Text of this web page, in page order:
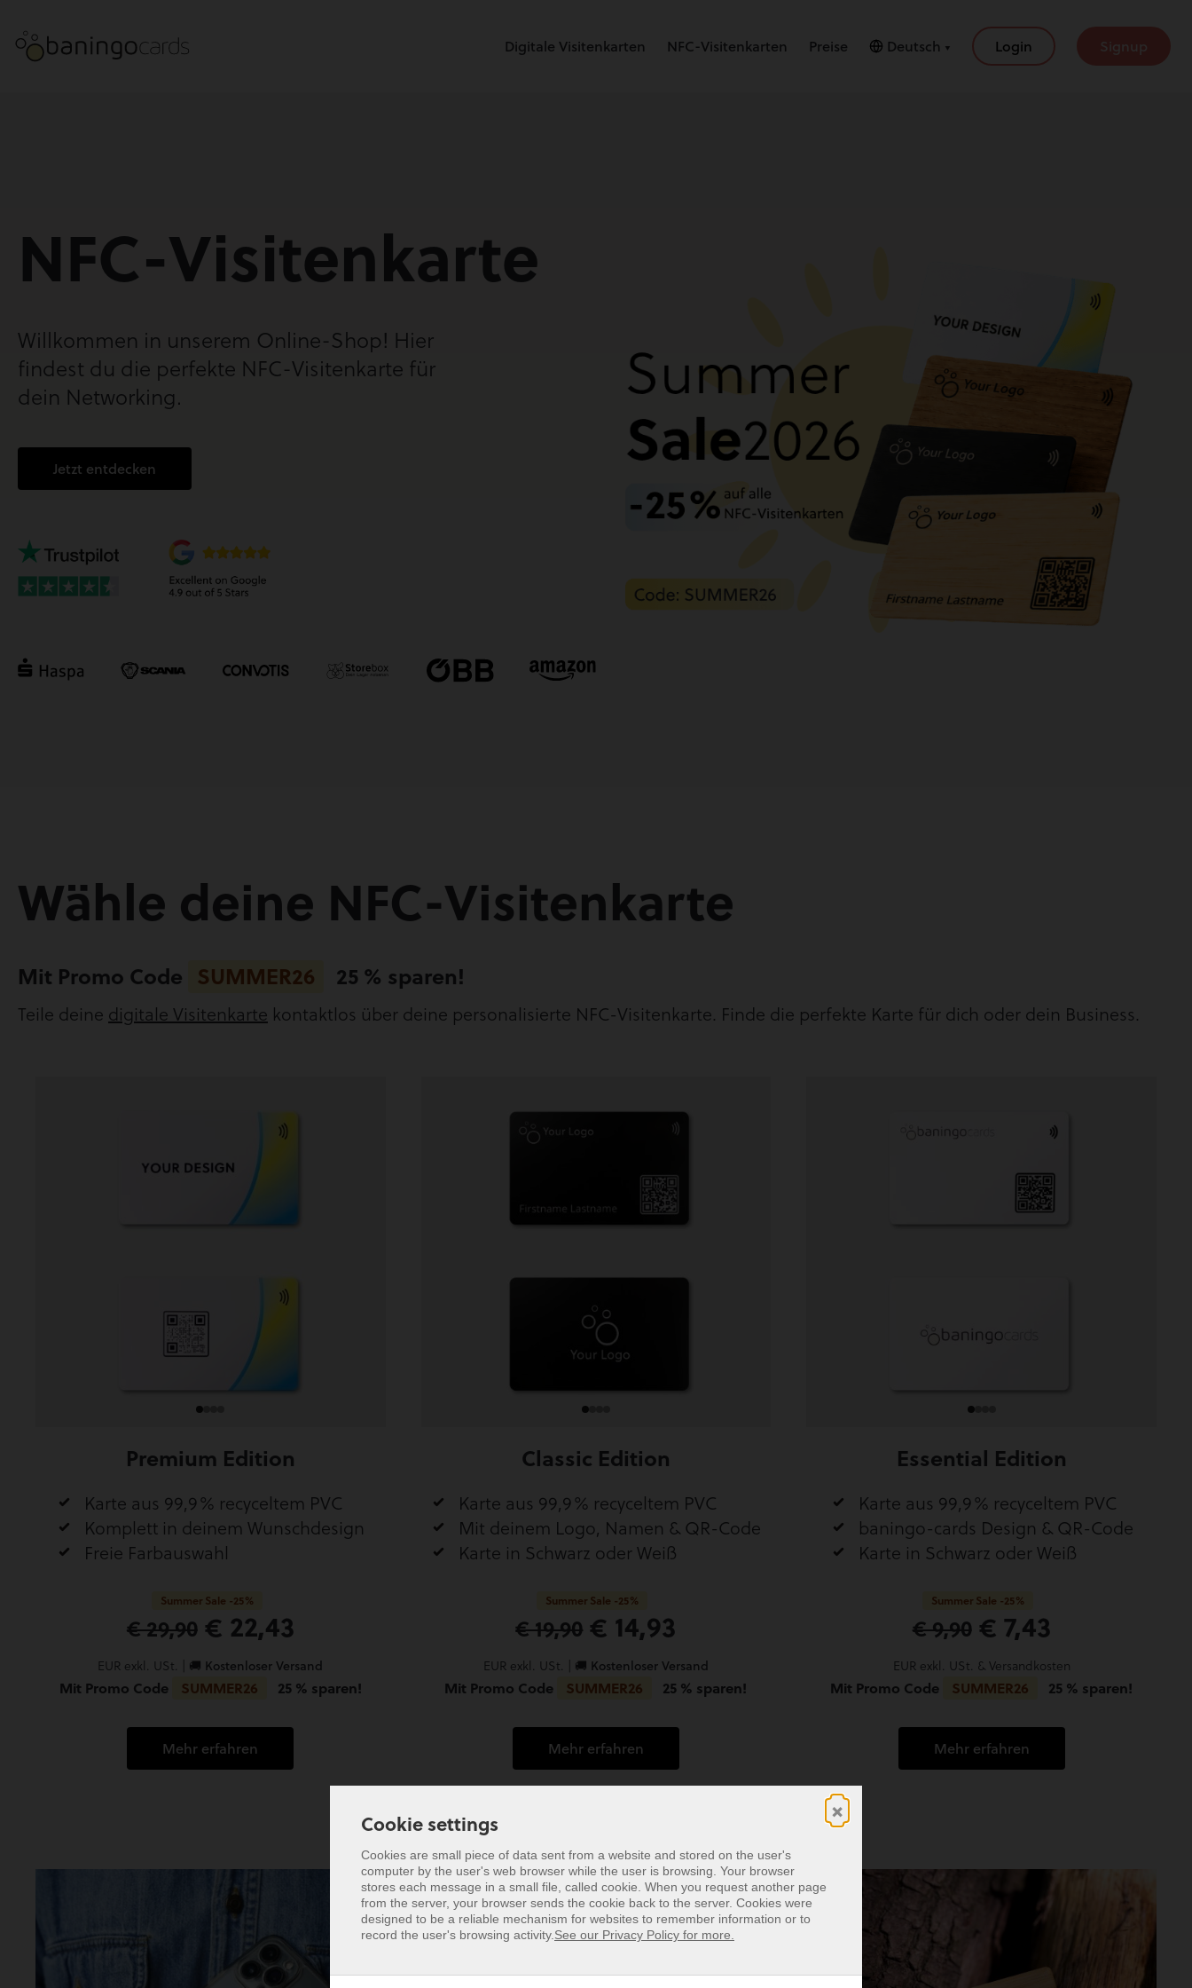
Cookie settings
Cookies are small piece of data sent from a website and stored on the user's
computer by the user's web browser while the user is browsing. Your browser
stores each message in a small file, called cookie. When you request another page
designed to be a reliable mechanism for websites to remember information or to
Cookie settings
Cookies are small piece of data sent from a website and stored on the user's
computer by the user's web browser while the user is browsing. Your browser
stores each message in a small file, called cookie. When you request another page
from the server, your browser sends the cookie back to the server. Cookies were
designed to be a reliable mechanism for websites to remember information or to
record the user's browsing activity. See our Privacy Policy for more.
×
Digitale Visitenkarten NFC-Visitenkarten Preise Deutsch ▼ Login Signup
NFC-Visitenkarte
Willkommen in unserem Online-Shop! Hier
findest du die perfekte NFC-Visitenkarte für
dein Networking.
Jetzt entdecken
Wähle deine NFC-Visitenkarte
Mit Promo Code SUMMER26 25 % sparen!
Teile deine digitale Visitenkarte kontaktlos über deine personalisierte NFC-Visitenkarte. Finde die perfekte Karte für dich oder dein Business.
Premium Edition
Karte aus 99,9% recyceltem PVC
Komplett in deinem Wunschdesign
Freie Farbauswahl
Summer Sale -25%
€ 29,90€ 22,43
EUR exkl. USt. | 🚚 Kostenloser Versand
Mit Promo Code SUMMER26 25 % sparen!
Mehr erfahren
Classic Edition
Karte aus 99,9% recyceltem PVC
Mit deinem Logo, Namen & QR-Code
Karte in Schwarz oder Weiß
Summer Sale -25%
€ 19,90 € 14,93
EUR exkl. USt. | 🚚 Kostenloser Versand
Mit Promo Code SUMMER26 25 % sparen!
Mehr erfahren
Essential Edition
Karte aus 99,9% recyceltem PVC
baningo-cards Design & QR-Code
Karte in Schwarz oder Weiß
Summer Sale -25%
€ 9,90€ 7,43
EUR exkl. USt. & Versandkosten
Mit Promo Code SUMMER26 25 % sparen!
Mehr erfahren